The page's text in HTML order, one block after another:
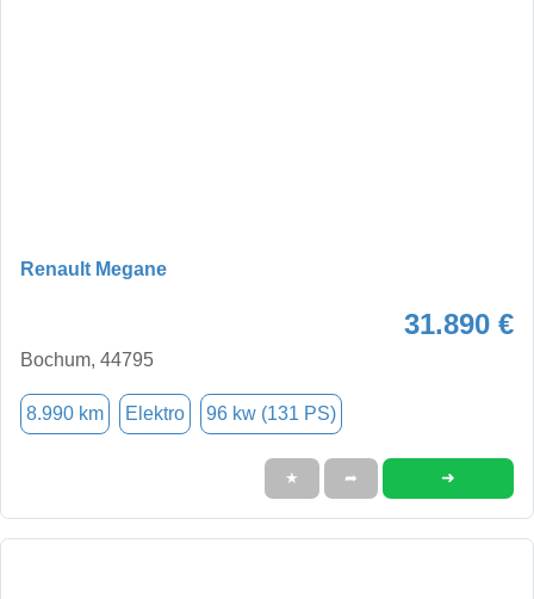
Renault Megane
31.890 €
Bochum, 44795
8.990 km Elektro 96 kw (131 PS)
★ ➦ ➜